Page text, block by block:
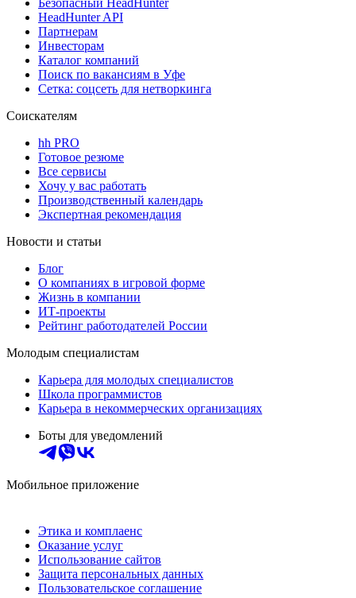
HeadHunter API
Партнерам
Инвесторам
Каталог компаний
Поиск по вакансиям в Уфе
Сетка: соцсеть для нетворкинга
Соискателям
hh PRO
Готовое резюме
Все сервисы
Хочу у вас работать
Производственный календарь
Экспертная рекомендация
Новости и статьи
Блог
О компаниях в игровой форме
Жизнь в компании
ИТ-проекты
Рейтинг работодателей России
Молодым специалистам
Карьера для молодых специалистов
Школа программистов
Карьера в некоммерческих организациях
Боты для уведомлений
Мобильное приложение
Этика и комплаенс
Оказание услуг
Использование сайтов
Защита персональных данных
Пользовательское соглашение